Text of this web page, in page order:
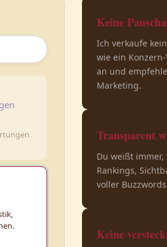
Keine
Ich verkaufe
wie ein
an und
Marketing.
Transparent
Du weißt
Rankings,
voller
Keine